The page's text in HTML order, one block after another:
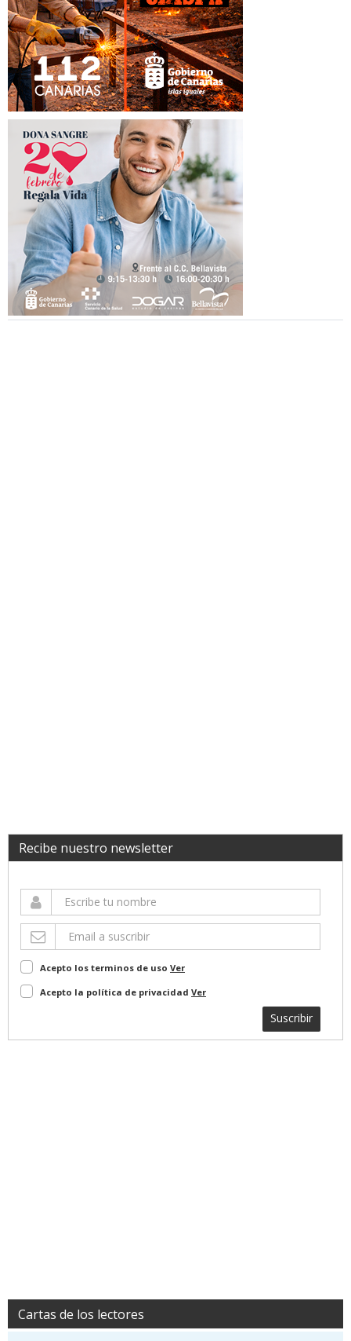
Recibe nuestro newsletter
Acepto los terminos de uso Ver
Acepto la política de privacidad Ver
Suscribir
Cartas de los lectores